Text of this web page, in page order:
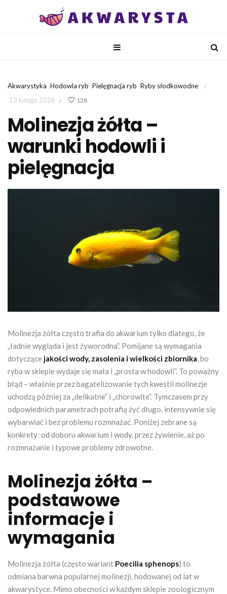
Akwarystyka Hodowla ryb Pielęgnacja ryb Ryby słodkowodne /
13 lutego 2026 / 128
Molinezja żółta –
warunki hodowli i
pielęgnacja
Molinezja żółta często trafia do akwarium tylko dlatego, że
„ładnie wygląda i jest żyworodna”. Pomijane są wymagania
dotyczące jakości wody, zasolenia i wielkości zbiornika, bo
ryba w sklepie wydaje się mała i „prosta w hodowli”. To poważny
błąd – właśnie przez bagatelizowanie tych kwestii molinezje
uchodzą później za „delikatne” i „chorowite”. Tymczasem przy
odpowiednich parametrach potrafią żyć długo, intensywnie się
wybarwiać i bez problemu rozmnażać. Poniżej zebrane są
konkrety: od doboru akwarium i wody, przez żywienie, aż po
rozmnażanie i typowe problemy zdrowotne.
Molinezja żółta –
podstawowe
informacje i
wymagania
Molinezja żółta (często wariant Poecilia sphenops) to
odmiana barwna popularnej molinezji, hodowanej od lat w
akwarystyce. Mimo obecności w każdym sklepie zoologicznym